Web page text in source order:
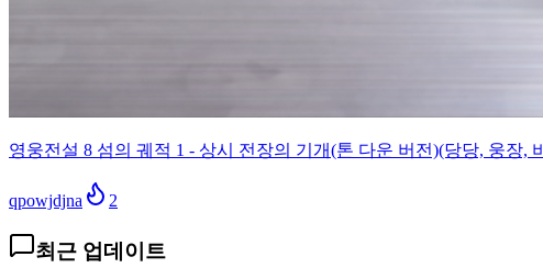
영웅전설 8 섬의 궤적 1 - 상시 전장의 기개(톤 다운 버전)(당당, 웅장,
qpowjdjna 2
최근 업데이트